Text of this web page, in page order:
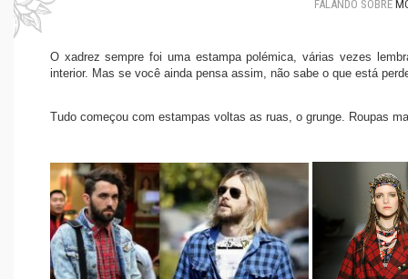
FALANDO SOBRE
O xadrez sempre foi uma estampa polémica, várias vezes
interior. Mas se você ainda pensa assim, não sabe o que está
Tudo começou com estampas voltas as ruas, o grunge. Roupas